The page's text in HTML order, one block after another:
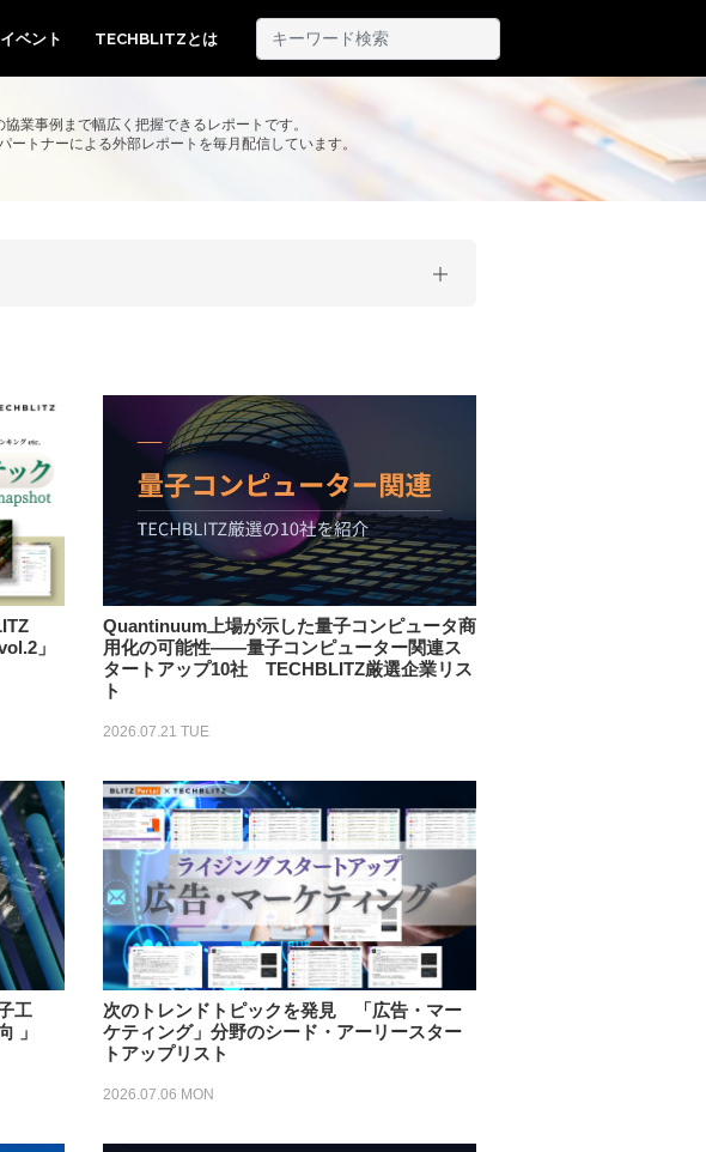
ベント TECHBLITZとは
業事例まで幅広く把握できるレポートです。
トナーによる外部レポートを毎月配信しています。
」
Quantinuum上場が示した量子コンピュータ商
用化の可能性——量子コンピューター関連ス
タートアップ10社 TECHBLITZ厳選企業リス
ト
2026.07.21 TUE
工
」
次のトレンドトピックを発見 「広告・マー
ケティング」分野のシード・アーリースター
トアップリスト
2026.07.06 MON